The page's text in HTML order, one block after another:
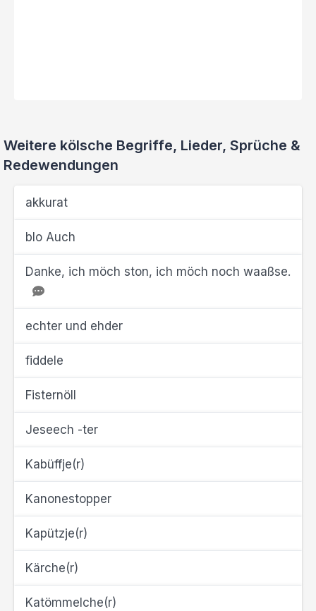
Weitere kölsche Begriffe, Lieder, Sprüche &
Redewendungen
akkurat
blo Auch
Danke, ich möch ston, ich möch noch waaßse.
echter und ehder
fiddele
Fisternöll
Jeseech -ter
Kabüffje(r)
Kanonestopper
Kapützje(r)
Kärche(r)
Katömmelche(r)